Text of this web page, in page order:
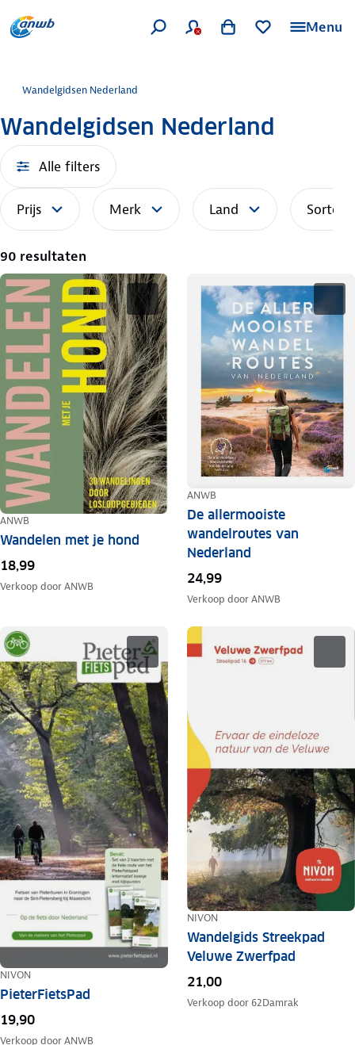
Menu
Wandelgidsen Nederland
Wandelgidsen Nederland
Alle filters
Prijs Merk Land
90 resultaten
ANWB
Wandelen met je hond
18,99
Verkoop doorANWB
ANWB
De allermooiste
wandelroutes van
Nederland
24,99
Verkoop doorANWB
NIVON
PieterFietsPad
19,90
Verkoop doorANWB
NIVON
Wandelgids Streekpad
Veluwe Zwerfpad
21,00
Verkoop door 62Damrak